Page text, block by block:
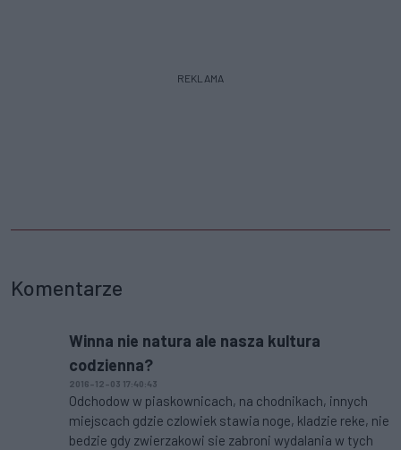
REKLAMA
Komentarze
Winna nie natura ale nasza kultura
codzienna?
2016-12-03 17:40:43
Odchodow w piaskownicach, na chodnikach, innych
miejscach gdzie czlowiek stawia noge, kladzie reke, nie
bedzie gdy zwierzakowi sie zabroni wydalania w tych